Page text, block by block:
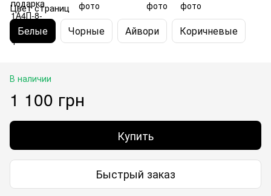
Цвет страниц
Белые Чорные Айвори Коричневые
В наличии
1 100 грн
Купить
Быстрый заказ